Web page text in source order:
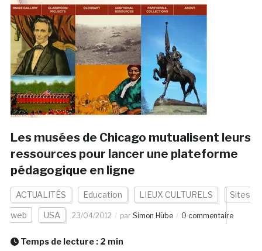
Les musées de Chicago mutualisent leurs
ressources pour lancer une plateforme
pédagogique en ligne
ACTUALITÉS Education LIEUX CULTURELS Sites
web USA 23/04/2012 par Simon Hübe 0 commentaire
Temps de lecture : 2 min